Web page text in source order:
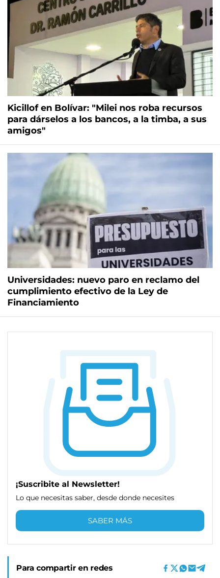
Kicillof en Bolívar: "Milei nos roba recursos
para dárselos a los bancos, a la timba, a sus
amigos"
Universidades: nuevo paro en reclamo del
cumplimiento efectivo de la Ley de
Financiamiento
¡Suscribite al Newsletter!
Lo que necesitas saber, desde donde necesites
SABER MÁS
Para compartir en redes